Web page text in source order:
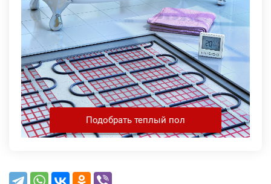
Подобрать теплый пол